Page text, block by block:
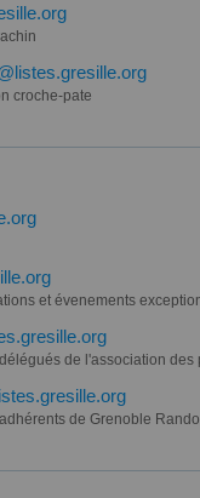
croche-pate
et évenements
de l'association
de Grenoble